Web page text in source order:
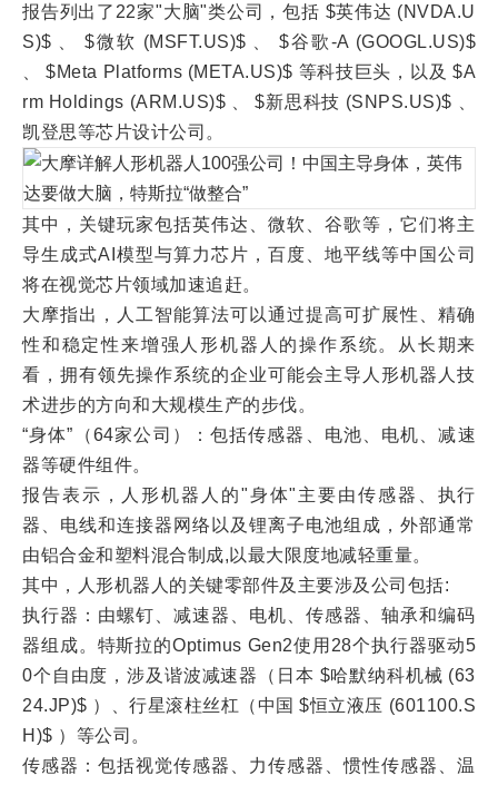
报告列出了22家"大脑"类公司，包括 $英伟达 (NVDA.U
S)$ 、 $微软 (MSFT.US)$ 、 $谷歌-A (GOOGL.US)$
、 $Meta Platforms (META.US)$ 等科技巨头，以及 $A
rm Holdings (ARM.US)$ 、 $新思科技 (SNPS.US)$ 、
凯登思等芯片设计公司。
其中，关键玩家包括英伟达、微软、谷歌等，它们将主
导生成式AI模型与算力芯片，百度、地平线等中国公司
将在视觉芯片领域加速追赶。
大摩指出，人工智能算法可以通过提高可扩展性、精确
性和稳定性来增强人形机器人的操作系统。从长期来
看，拥有领先操作系统的企业可能会主导人形机器人技
术进步的方向和大规模生产的步伐。
“身体”（64家公司）：包括传感器、电池、电机、减速
器等硬件组件。
报告表示，人形机器人的"身体"主要由传感器、执行
器、电线和连接器网络以及锂离子电池组成，外部通常
由铝合金和塑料混合制成,以最大限度地减轻重量。
其中，人形机器人的关键零部件及主要涉及公司包括:
执行器：由螺钉、减速器、电机、传感器、轴承和编码
器组成。特斯拉的Optimus Gen2使用28个执行器驱动5
0个自由度，涉及谐波减速器（日本 $哈默纳科机械 (63
24.JP)$ ）、行星滚柱丝杠（中国 $恒立液压 (601100.S
H)$ ）等公司。
传感器：包括视觉传感器、力传感器、惯性传感器、温